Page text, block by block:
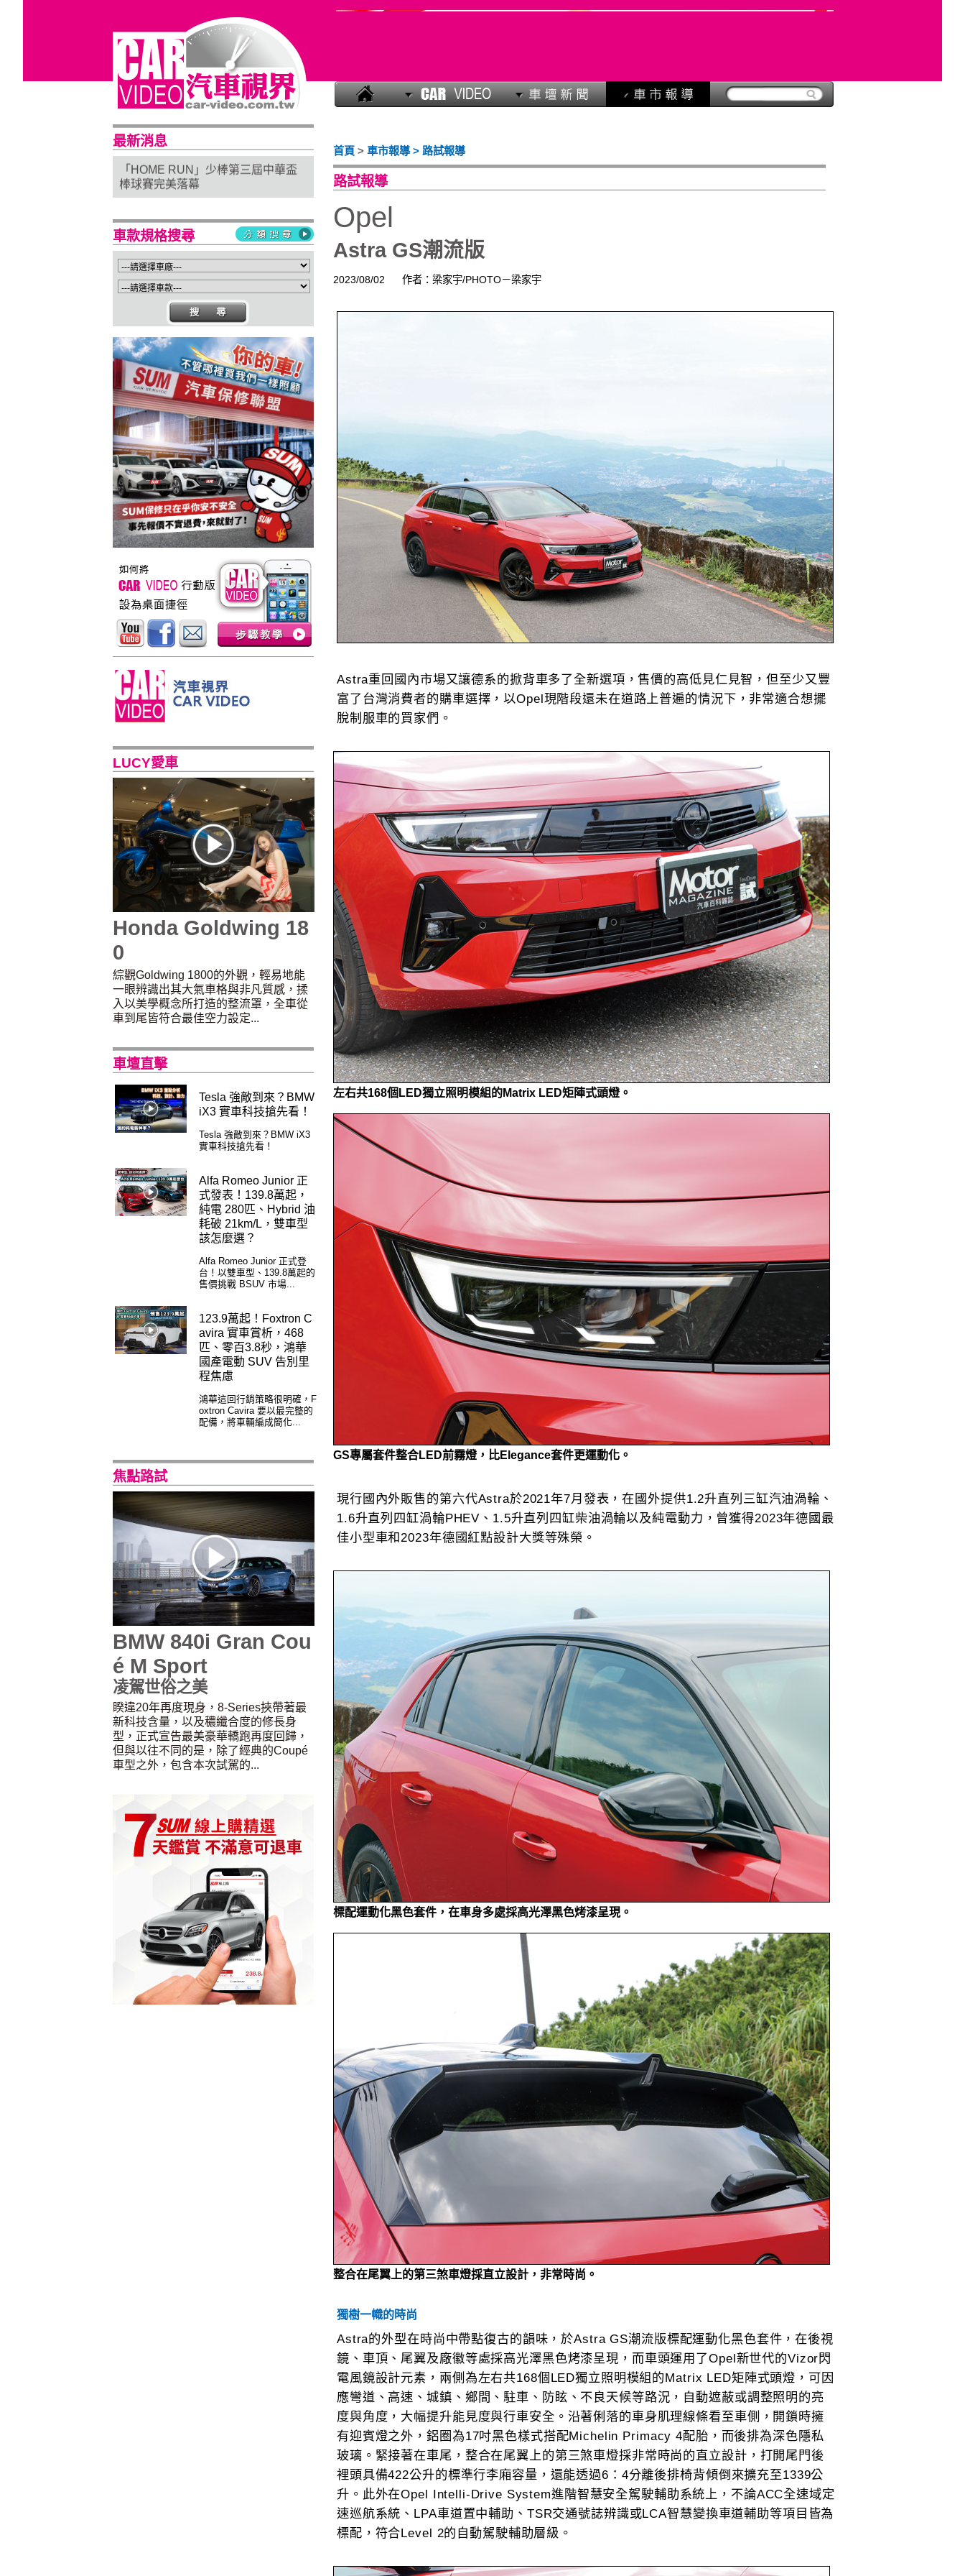
最新消息
普利司通穩馭前行 四大系列改款齊發
進化未來
「HOME RUN」少棒第三屆中華盃
棒球賽完美落幕
亞太首座 Stellantis Brand House 據
點台中亮相
Suzuki 新北土城旗艦店盛大開幕
Isuzu屏東2S新據點開幕 強化南台灣
服務網絡
車款規格搜尋
LUCY愛車
Honda Goldwing 18
0
綜觀Goldwing 1800的外觀，輕易地能
一眼辨識出其大氣車格與非凡質感，揉
入以美學概念所打造的整流罩，全車從
車到尾皆符合最佳空力設定...
車壇直擊
Tesla 強敵到來？BMW
iX3 實車科技搶先看！
Tesla 強敵到來？BMW iX3
實車科技搶先看！
Alfa Romeo Junior 正
式發表！139.8萬起，
純電 280匹、Hybrid 油
耗破 21km/L，雙車型
該怎麼選？
Alfa Romeo Junior 正式登
台！以雙車型、139.8萬起的
售價挑戰 BSUV 市場...
123.9萬起！Foxtron C
avira 實車賞析，468
匹、零百3.8秒，鴻華
國產電動 SUV 告別里
程焦慮
鴻華這回行銷策略很明確，F
oxtron Cavira 要以最完整的
配備，將車輛編成簡化...
焦點路試
BMW 840i Gran Cou
é M Sport
凌駕世俗之美
睽違20年再度現身，8-Series挾帶著最
新科技含量，以及穠纖合度的修長身
型，正式宣告最美豪華轎跑再度回歸，
但與以往不同的是，除了經典的Coupé
車型之外，包含本次試駕的...
首頁 > 車市報導 > 路試報導
路試報導
Opel
Astra GS潮流版
2023/08/02 作者：梁家宇/PHOTO－梁家宇
Astra重回國內市場又讓德系的掀背車多了全新選項，售價的高低見仁見智，但至少又豐
富了台灣消費者的購車選擇，以Opel現階段還未在道路上普遍的情況下，非常適合想擺
脫制服車的買家們。
左右共168個LED獨立照明模組的Matrix LED矩陣式頭燈。
GS專屬套件整合LED前霧燈，比Elegance套件更運動化。
現行國內外販售的第六代Astra於2021年7月發表，在國外提供1.2升直列三缸汽油渦輪、
1.6升直列四缸渦輪PHEV、1.5升直列四缸柴油渦輪以及純電動力，曾獲得2023年德國最
佳小型車和2023年德國紅點設計大獎等殊榮。
標配運動化黑色套件，在車身多處採高光澤黑色烤漆呈現。
整合在尾翼上的第三煞車燈採直立設計，非常時尚。
獨樹一幟的時尚
Astra的外型在時尚中帶點復古的韻味，於Astra GS潮流版標配運動化黑色套件，在後視
鏡、車頂、尾翼及廠徽等處採高光澤黑色烤漆呈現，而車頭運用了Opel新世代的Vizor閃
電風鏡設計元素，兩側為左右共168個LED獨立照明模組的Matrix LED矩陣式頭燈，可因
應彎道、高速、城鎮、鄉間、駐車、防眩、不良天候等路況，自動遮蔽或調整照明的亮
度與角度，大幅提升能見度與行車安全。沿著俐落的車身肌理線條看至車側，開鎖時擁
有迎賓燈之外，鋁圈為17吋黑色樣式搭配Michelin Primacy 4配胎，而後排為深色隱私
玻璃。緊接著在車尾，整合在尾翼上的第三煞車燈採非常時尚的直立設計，打開尾門後
裡頭具備422公升的標準行李廂容量，還能透過6：4分離後排椅背傾倒來擴充至1339公
升。此外在Opel Intelli-Drive System進階智慧安全駕駛輔助系統上，不論ACC全速域定
速巡航系統、LPA車道置中輔助、TSR交通號誌辨識或LCA智慧變換車道輔助等項目皆為
標配，符合Level 2的自動駕駛輔助層級。